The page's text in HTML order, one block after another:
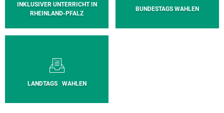
INKLUSIVER UNTERRICHT IN
RHEINLAND-PFALZ
BUNDESTAGS WAHLEN
LANDTAGS WAHLEN